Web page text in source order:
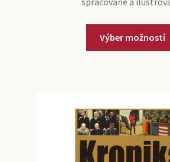
Výber možností